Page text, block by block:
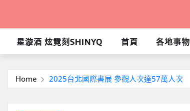
星漩酒 炫霓刻SHINYQ 首頁 各地事物
Home 2025台北國際書展 參觀人次達57萬人次